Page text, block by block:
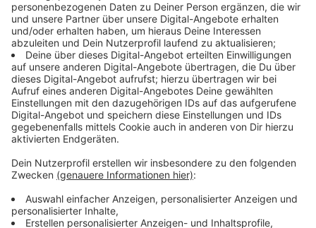
Mehr Informationen
Akzeptieren
powered byUsercentrics Consent
Management Platform
Ihr wollt den perfekten Soundtrack für euren Urlaub
auf der Straße? Kein Problem, hier bekommt ihr ihn.
Anzeige
Hier die ganze Liste:
TEARS FOR FEARS – Everybody Wants To Rule The
World
RED HOT CHILI PEPPERS – Scar Tissue